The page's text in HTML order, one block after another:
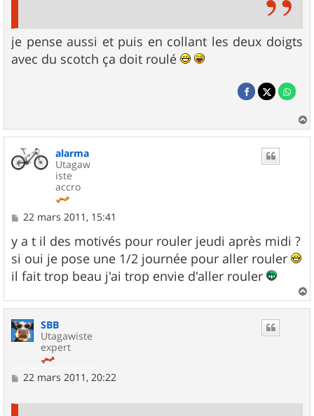
je pense aussi et puis en collant les deux doigts
avec du scotch ça doit roulé
a
alarma
Utagaw
iste
accro
M
s
s
a
g
e
22 mars 2011, 15:41
y a t il des motivés pour rouler jeudi après midi ?
si oui je pose une 1/2 journée pour aller rouler
il fait trop beau j'ai trop envie d'aller rouler
a
SBB
Utagawiste
expert
M
22 mars 2011, 20:22